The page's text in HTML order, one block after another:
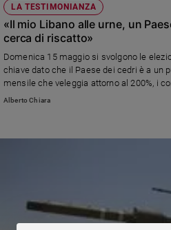
LA TESTIMONIANZA
«Il mio Libano alle urne, un
cerca di riscatto»
Domenica 15 maggio si svolgono le
chiave dato che il Paese dei cedri è a un
mensile che veleggia attorno al 200%, i
crisi sociale e politica che dura dal 2019.
Alberto Chiara